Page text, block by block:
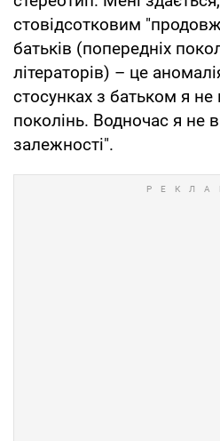
стовідсотковим
батьків (попередніх
літераторів) – це
стосунках з батьком я не
поколінь. Водночас я не
залежності".